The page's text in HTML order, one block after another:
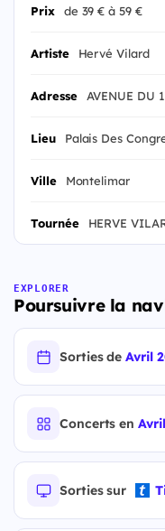
Prix de 39 € à 59 €
Artiste Hervé Vilard
Adresse AVENUE DU
Lieu Palais Des
Ville Montelimar
Tournée HERVE
EXPLORER
Poursuivre la
Sorties deAvril
Concerts en
Sorties sur